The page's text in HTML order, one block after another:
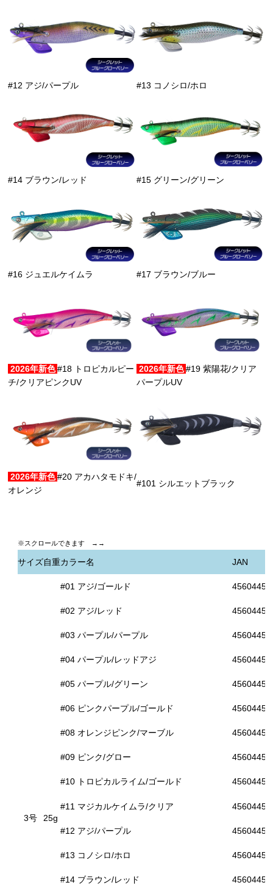
#12 アジ/パープル #13 コノシロ/ホロ
#14 ブラウン/レッド #15 グリーン/グリーン
#16 ジュエルケイムラ #17 ブラウン/ブルー
2026年新色 #18 トロピカルピー
チ/クリアピンクUV
2026年新色 #19 紫陽花/クリア
パープルUV
2026年新色 #20 アカハタモドキ/
オレンジ
#101 シルエットブラック
サイズ自重カラー名 JAN
3号 25g
#01 アジ/ゴールド
#02 アジ/レッド
#03 パープル/パープル
#04 パープル/レッドアジ
#05 パープル/グリーン
#06 ピンクパープル/ゴールド
#08 オレンジピンク/マーブル
#09 ピンク/グロー
#10 トロピカルライム/ゴールド
#11 マジカルケイムラ/クリア
#12 アジ/パープル
#13 コノシロ/ホロ
#14 ブラウン/レッド